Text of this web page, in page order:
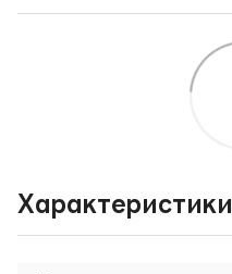
Характеристики